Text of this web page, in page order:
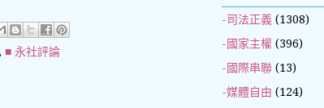
■ 永社評論
-司法正義 (1308)
-國家主權 (396)
-國際串聯 (13)
-媒體自由 (124)